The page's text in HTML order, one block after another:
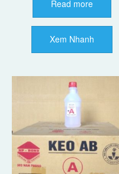
Read more
Xem Nhanh